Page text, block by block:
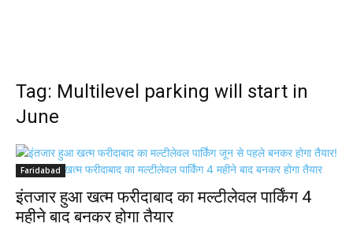
Tag: Multilevel parking will start in
June
Faridabad
इंतजार हुआ खत्म फरीदाबाद का मल्टीलेवल पार्किंग 4
महीने बाद बनकर होगा तैयार